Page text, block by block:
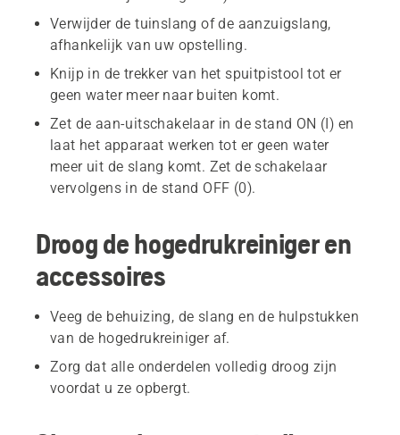
Verwijder de tuinslang of de aanzuigslang,
afhankelijk van uw opstelling.
Knijp in de trekker van het spuitpistool tot er
geen water meer naar buiten komt.
Zet de aan-uitschakelaar in de stand ON (I) en
laat het apparaat werken tot er geen water
meer uit de slang komt. Zet de schakelaar
vervolgens in de stand OFF (0).
Droog de hogedrukreiniger en
accessoires
Veeg de behuizing, de slang en de hulpstukken
van de hogedrukreiniger af.
Zorg dat alle onderdelen volledig droog zijn
voordat u ze opbergt.